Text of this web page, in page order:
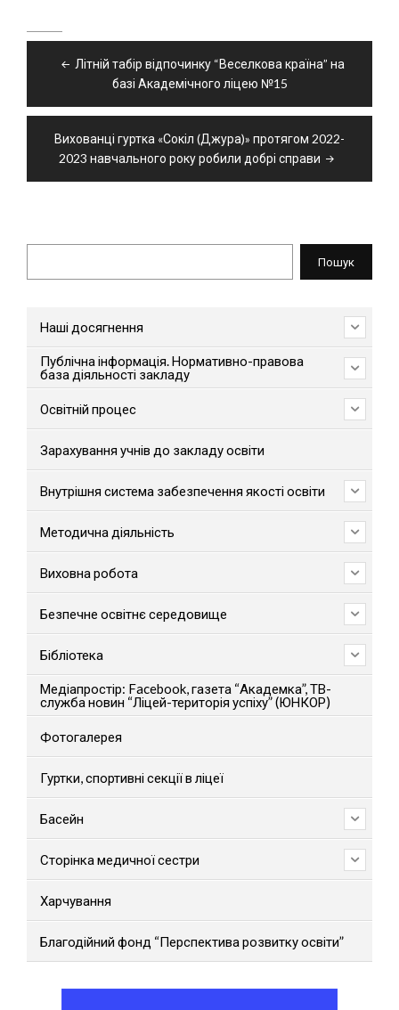
записівЛітній табір відпочинку “Веселкова країна” на
базі Академічного ліцею №15
Вихованці гуртка «Сокіл (Джура)» протягом 2022-
2023 навчального року робили добрі справи
Пошук
Наші досягнення
Публічна інформація. Нормативно-правова
база діяльності закладу
Освітній процес
Зарахування учнів до закладу освіти
Внутрішня система забезпечення якості освіти
Методична діяльність
Виховна робота
Безпечне освітнє середовище
Бібліотека
Медіапростір: Facebook, газета “Академка”, ТВ-
служба новин “Ліцей-територія успіху” (ЮНКОР)
Фотогалерея
Гуртки, спортивні секції в ліцеї
Басейн
Сторінка медичної сестри
Харчування
Благодійний фонд “Перспектива розвитку освіти”